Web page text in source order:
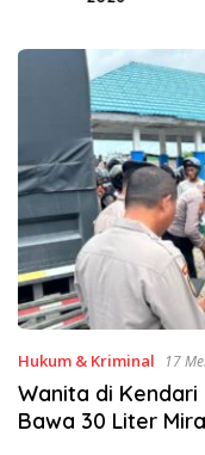
Hukum & Kriminal 17
Wanita di Kendari
Bawa 30 Liter